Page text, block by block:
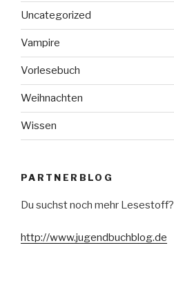
Uncategorized
Vampire
Vorlesebuch
Weihnachten
Wissen
PARTNERBLOG
Du suchst noch mehr Lesestoff?
http://www.jugendbuchblog.de